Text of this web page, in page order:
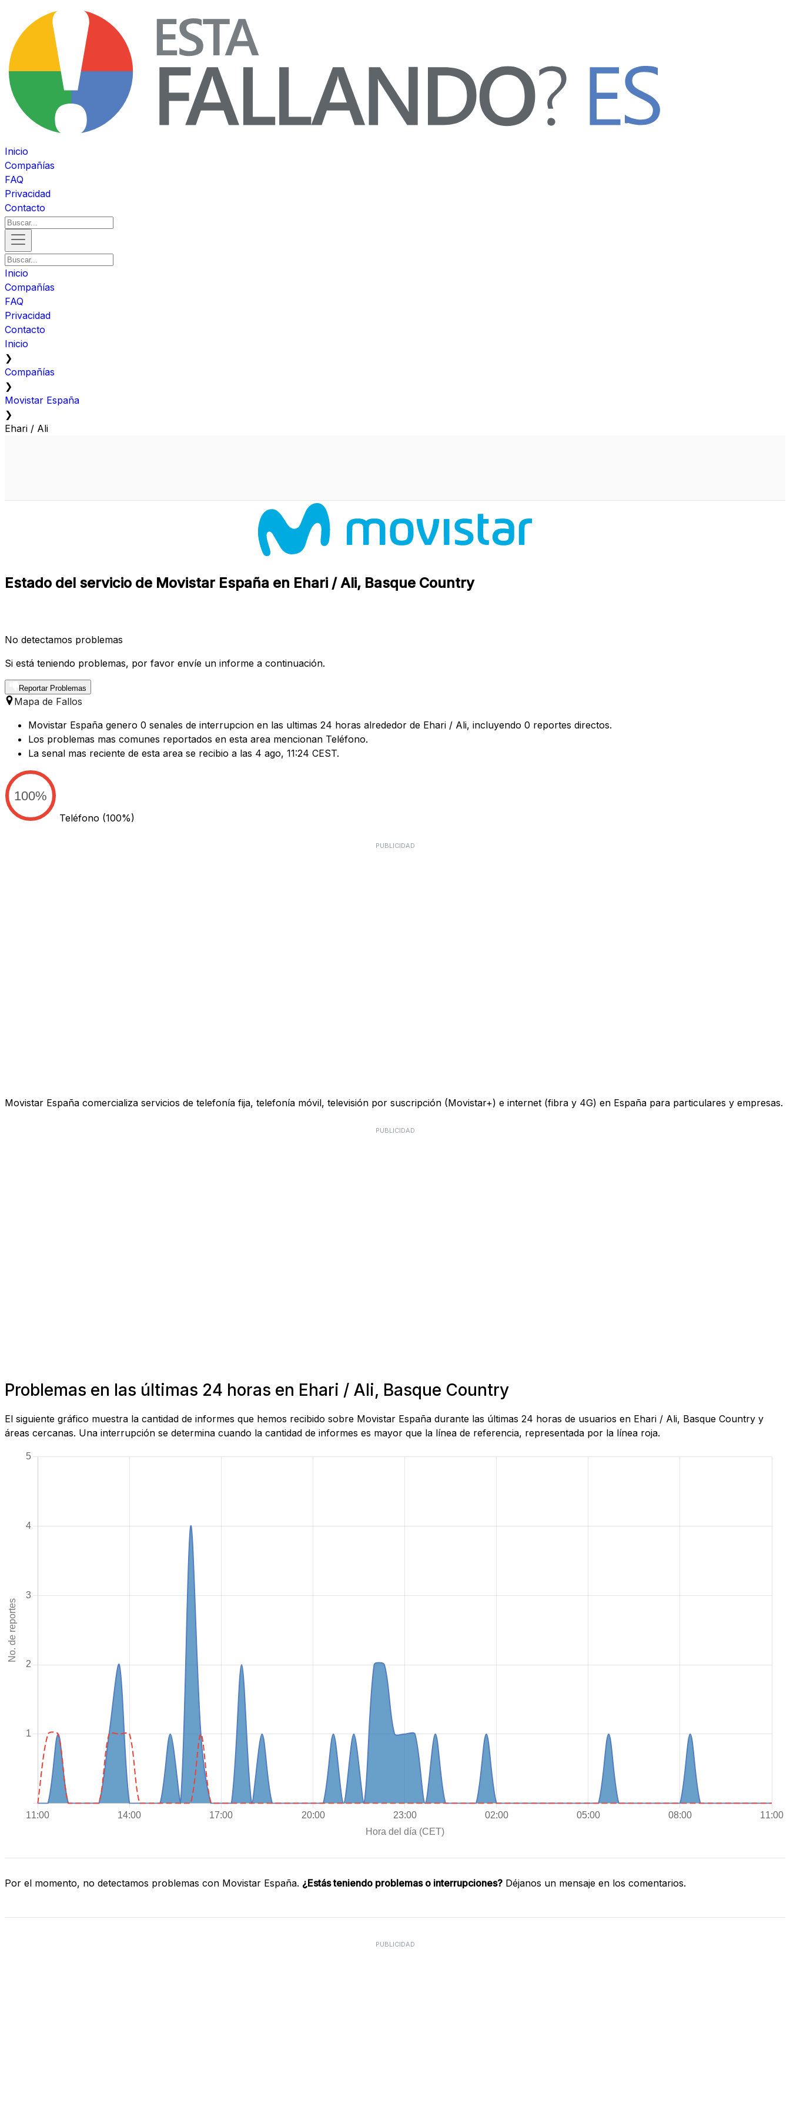
Inicio
Compañías
FAQ
Privacidad
Contacto
Inicio
Compañías
FAQ
Privacidad
Contacto
Inicio
❯
Compañías
❯
Movistar España
❯
Ehari / Ali
Estado del servicio de Movistar España en Ehari / Ali, Basque Country
No detectamos problemas
Si está teniendo problemas, por favor envíe un informe a continuación.
Reportar Problemas
Mapa de Fallos
Movistar España genero 0 senales de interrupcion en las ultimas 24 horas alrededor de Ehari / Ali, incluyendo 0 reportes directos.
Los problemas mas comunes reportados en esta area mencionan Teléfono.
La senal mas reciente de esta area se recibio a las 4 ago, 11:24 CEST.
100%
Teléfono (100%)
PUBLICIDAD
Movistar España comercializa servicios de telefonía fija, telefonía móvil, televisión por suscripción (Movistar+) e internet (fibra y 4G) en España para particulares y empresas.
PUBLICIDAD
Problemas en las últimas 24 horas en Ehari / Ali, Basque Country
El siguiente gráfico muestra la cantidad de informes que hemos recibido sobre Movistar España durante las últimas 24 horas de usuarios en Ehari / Ali, Basque Country y
áreas cercanas. Una interrupción se determina cuando la cantidad de informes es mayor que la línea de referencia, representada por la línea roja.
Por el momento, no detectamos problemas con Movistar España. ¿Estás teniendo problemas o interrupciones? Déjanos un mensaje en los comentarios.
PUBLICIDAD